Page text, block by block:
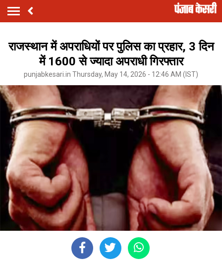
राजस्थान में अपराधियों पर पुलिस का प्रहार, 3 दिन
में 1600 से ज्यादा अपराधी गिरफ्तार
punjabkesari.in Thursday, May 14, 2026 - 12:46 AM (IST)